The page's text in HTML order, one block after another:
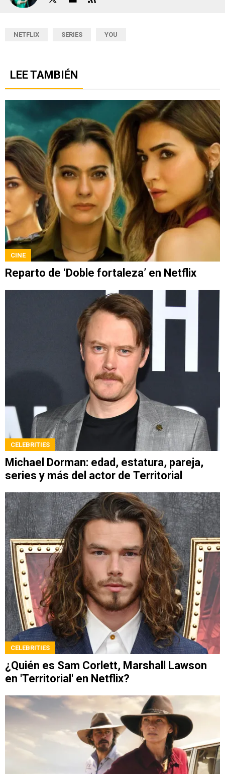
NETFLIX SERIES YOU
LEE TAMBIÉN
CINE
Reparto de ‘Doble fortaleza’ en Netflix
CELEBRITIES
Michael Dorman: edad, estatura, pareja,
series y más del actor de Territorial
CELEBRITIES
¿Quién es Sam Corlett, Marshall Lawson
en 'Territorial' en Netflix?